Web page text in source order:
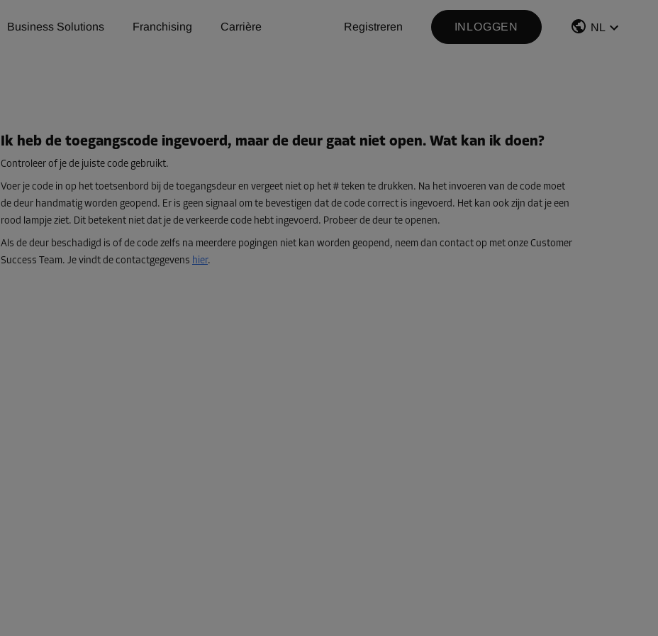
Business Solutions Franchising Carrière Registreren INLOGGEN NL
Ik heb de toegangscode ingevoerd, maar de deur gaat niet open. Wat kan ik doen?
Controleer of je de juiste code gebruikt.
Voer je code in op het toetsenbord bij de toegangsdeur en vergeet niet op het # teken te drukken. Na het invoeren van de code moet
de deur handmatig worden geopend. Er is geen signaal om te bevestigen dat de code correct is ingevoerd. Het kan ook zijn dat je een
rood lampje ziet. Dit betekent niet dat je de verkeerde code hebt ingevoerd. Probeer de deur te openen.
Als de deur beschadigd is of de code zelfs na meerdere pogingen niet kan worden geopend, neem dan contact op met onze Customer
Success Team. Je vindt de contactgegevens hier.